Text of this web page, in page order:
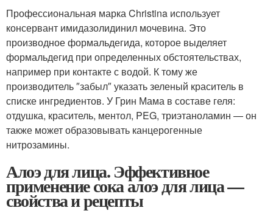
Профессиональная марка Christina использует
консервант имидазолидинил мочевина. Это
производное формальдегида, которое выделяет
формальдегид при определенных обстоятельствах,
например при контакте с водой. К тому же
производитель ″забыл″ указать зеленый краситель в
списке ингредиентов. У Грин Мама в составе геля:
отдушка, краситель, ментол, PEG, триэтаноламин — он
также может образовывать канцерогенные
нитрозамины.
Алоэ для лица. Эффективное
применение сока алоэ для лица —
свойства и рецепты